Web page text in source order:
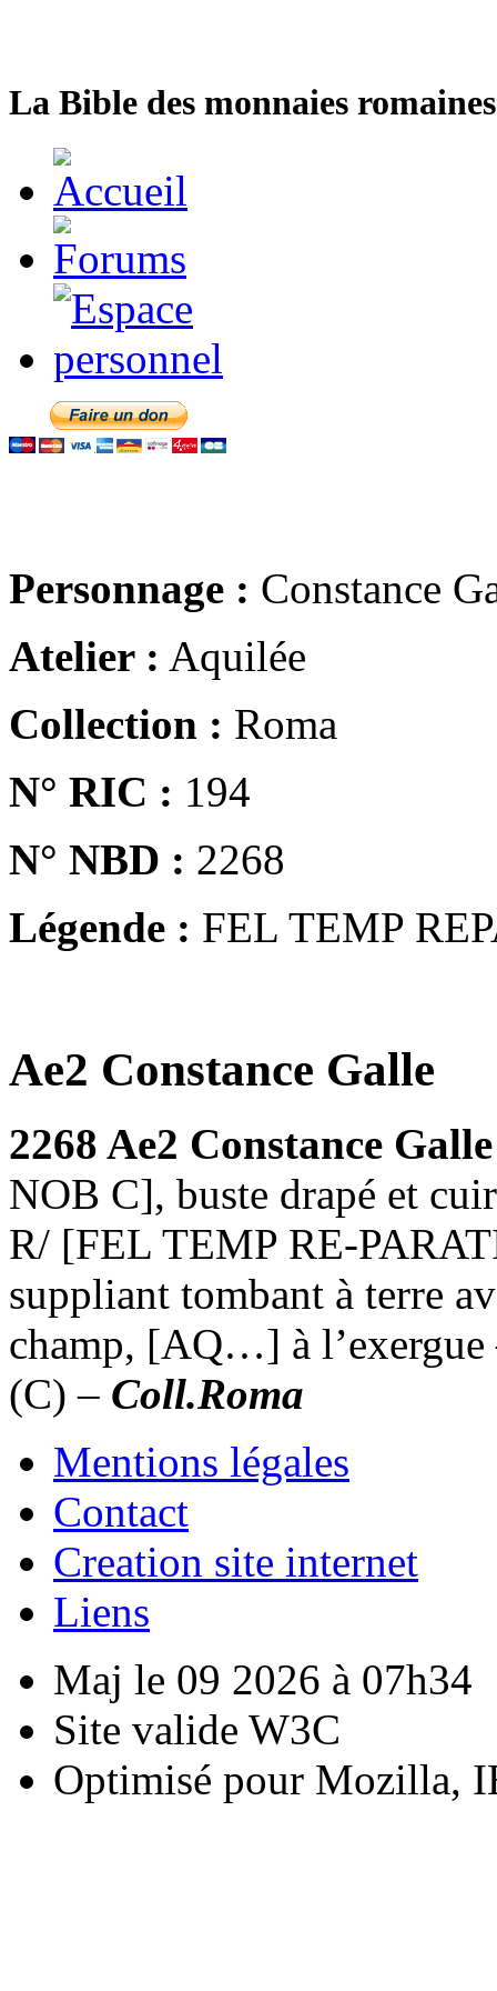
La Bible des monnaies
Personnage : Constance
Atelier : Aquilée
Collection : Roma
N° RIC : 194
N° NBD : 2268
Légende : FEL TEMP
Ae2 Constance Galle
2268 Ae2 Constance
NOB C], buste drapé et
R/ [FEL TEMP RE-
suppliant tombant à terre
champ, [AQ…] à
(C) – Coll.Roma
Mentions légales
Contact
Creation site internet
Liens
Maj le 09 2026 à 07h34
Site valide W3C
Optimisé pour Mozilla,